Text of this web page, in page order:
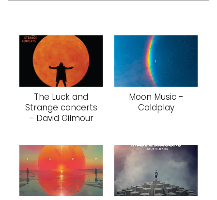
The Luck and
Strange concerts
- David Gilmour
Moon Music -
Coldplay